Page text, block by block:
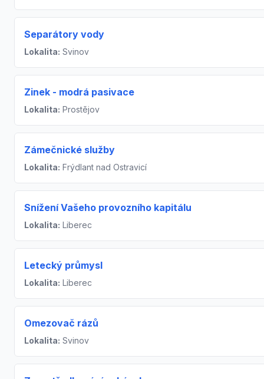
Separátory vody
Lokalita: Svinov
Zinek - modrá pasivace
Lokalita: Prostějov
Zámečnické služby
Lokalita: Frýdlant nad Ostravicí
Snížení Vašeho provozního kapitálu
Lokalita: Liberec
Letecký průmysl
Lokalita: Liberec
Omezovač rázů
Lokalita: Svinov